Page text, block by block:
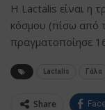
H Lactalis είναι η
κόσμου (πίσω από
πραγματοποίησε
Lactalis Γάλα
Share